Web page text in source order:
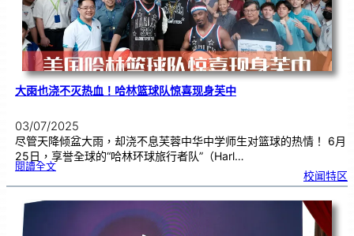
大雨也浇不灭热血！哈林篮球队惊喜现身芙中
03/07/2025
尽管天降倾盆大雨，却浇不息芙蓉中华中学师生对篮球的热情！ 6月
25日，享誉全球的“哈林环球旅行者队”（Harl…
閱讀全文:大
浇
灭
热
校闻特区